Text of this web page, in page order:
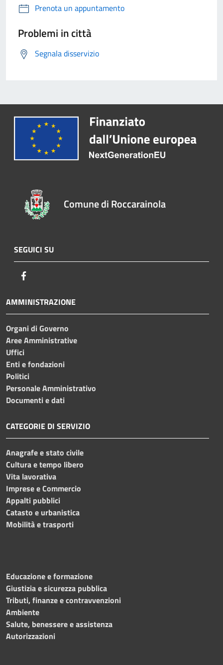
Prenota un appuntamento
Problemi in città
Segnala disservizio
Comune di Roccarainola
SEGUICI SU
AMMINISTRAZIONE
Organi di Governo
Aree Amministrative
Uffici
Enti e fondazioni
Politici
Personale Amministrativo
Documenti e dati
CATEGORIE DI SERVIZIO
Anagrafe e stato civile
Cultura e tempo libero
Vita lavorativa
Imprese e Commercio
Appalti pubblici
Catasto e urbanistica
Mobilità e trasporti
Educazione e formazione
Giustizia e sicurezza pubblica
Tributi, finanze e contravvenzioni
Ambiente
Salute, benessere e assistenza
Autorizzazioni